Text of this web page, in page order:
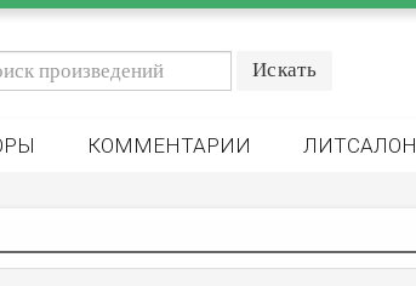
КОММЕНТАРИИ ЛИТСАЛОН